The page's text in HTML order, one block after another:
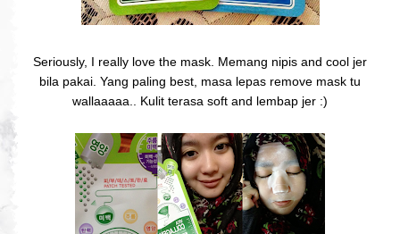
Seriously, I really love the mask. Memang nipis and cool jer
bila pakai. Yang paling best, masa lepas remove mask tu
wallaaaaa.. Kulit terasa soft and lembap jer :)